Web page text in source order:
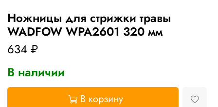
Ножницы для стрижки травы
WADFOW WPA2601 320 мм
634 ₽
В наличии
В корзину